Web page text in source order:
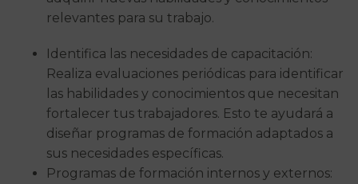
relevantes para su trabajo.
Identifica las necesidades de capacitación:
Realiza evaluaciones periódicas para identificar
las habilidades y conocimientos que necesitan
fortalecer tus trabajadores. Esto te ayudará a
diseñar programas de formación adaptados a
sus necesidades específicas.
Programas de formación internos y externos: